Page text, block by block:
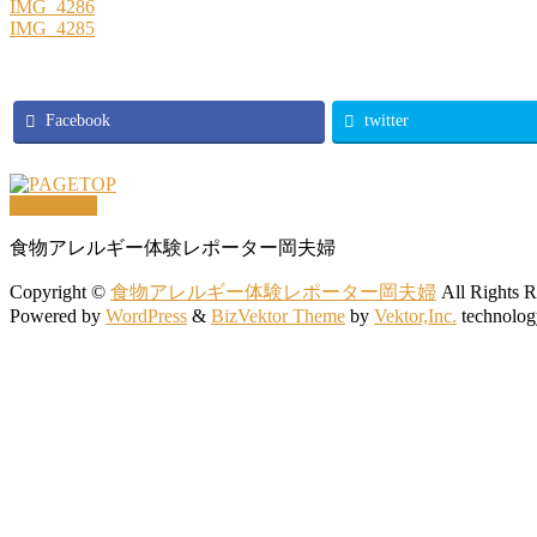
IMG_4286
IMG_4285
Facebook twitter
食物アレルギー体験レポーター岡夫婦
Copyright © 食物アレルギー体験レポーター岡夫婦 All Rights
Powered by WordPress & BizVektor Theme by Vektor,Inc.